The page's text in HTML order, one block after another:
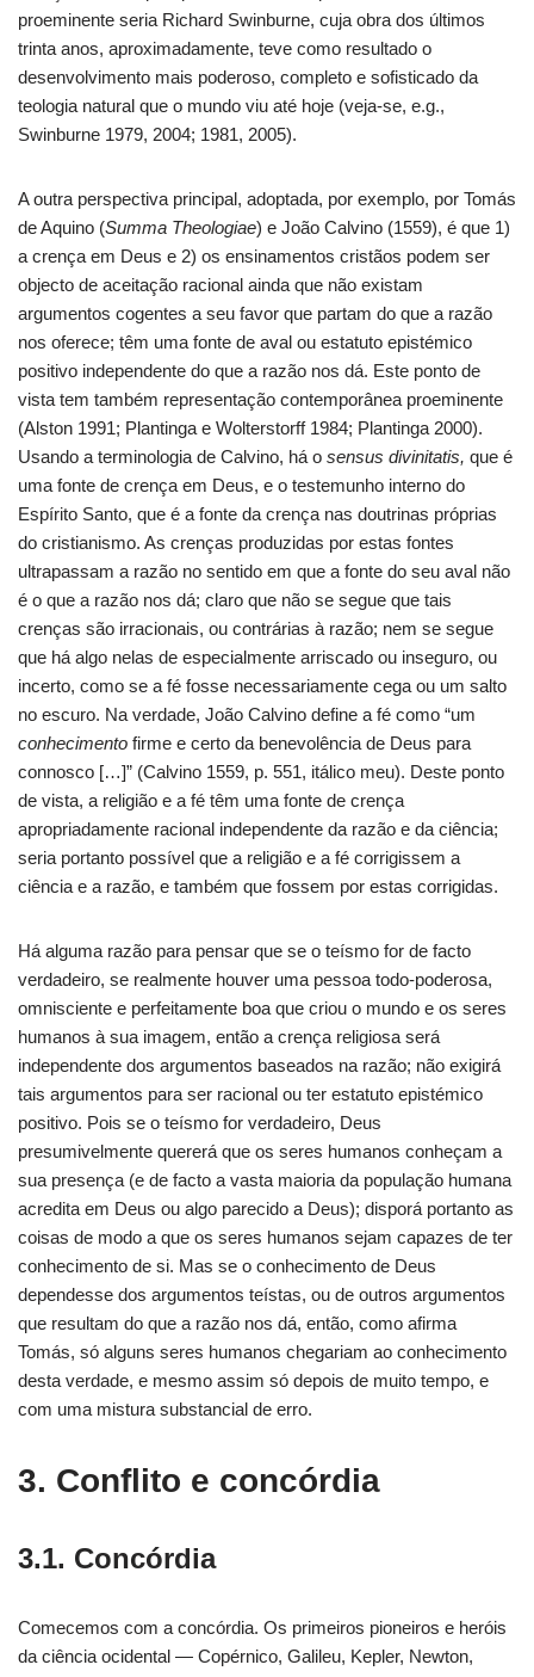
proeminente seria Richard Swinburne, cuja obra dos últimos
trinta anos, aproximadamente, teve como resultado o
desenvolvimento mais poderoso, completo e sofisticado da
teologia natural que o mundo viu até hoje (veja-se, e.g.,
Swinburne 1979, 2004; 1981, 2005).
A outra perspectiva principal, adoptada, por exemplo, por Tomás
de Aquino (Summa Theologiae) e João Calvino (1559), é que 1)
a crença em Deus e 2) os ensinamentos cristãos podem ser
objecto de aceitação racional ainda que não existam
argumentos cogentes a seu favor que partam do que a razão
nos oferece; têm uma fonte de aval ou estatuto epistémico
positivo independente do que a razão nos dá. Este ponto de
vista tem também representação contemporânea proeminente
(Alston 1991; Plantinga e Wolterstorff 1984; Plantinga 2000).
Usando a terminologia de Calvino, há o sensus divinitatis, que é
uma fonte de crença em Deus, e o testemunho interno do
Espírito Santo, que é a fonte da crença nas doutrinas próprias
do cristianismo. As crenças produzidas por estas fontes
ultrapassam a razão no sentido em que a fonte do seu aval não
é o que a razão nos dá; claro que não se segue que tais
crenças são irracionais, ou contrárias à razão; nem se segue
que há algo nelas de especialmente arriscado ou inseguro, ou
incerto, como se a fé fosse necessariamente cega ou um salto
no escuro. Na verdade, João Calvino define a fé como “um
conhecimento firme e certo da benevolência de Deus para
connosco […]” (Calvino 1559, p. 551, itálico meu). Deste ponto
de vista, a religião e a fé têm uma fonte de crença
apropriadamente racional independente da razão e da ciência;
seria portanto possível que a religião e a fé corrigissem a
ciência e a razão, e também que fossem por estas corrigidas.
Há alguma razão para pensar que se o teísmo for de facto
verdadeiro, se realmente houver uma pessoa todo-poderosa,
omnisciente e perfeitamente boa que criou o mundo e os seres
humanos à sua imagem, então a crença religiosa será
independente dos argumentos baseados na razão; não exigirá
tais argumentos para ser racional ou ter estatuto epistémico
positivo. Pois se o teísmo for verdadeiro, Deus
presumivelmente quererá que os seres humanos conheçam a
sua presença (e de facto a vasta maioria da população humana
acredita em Deus ou algo parecido a Deus); disporá portanto as
coisas de modo a que os seres humanos sejam capazes de ter
conhecimento de si. Mas se o conhecimento de Deus
dependesse dos argumentos teístas, ou de outros argumentos
que resultam do que a razão nos dá, então, como afirma
Tomás, só alguns seres humanos chegariam ao conhecimento
desta verdade, e mesmo assim só depois de muito tempo, e
com uma mistura substancial de erro.
3. Conflito e concórdia
3.1. Concórdia
Comecemos com a concórdia. Os primeiros pioneiros e heróis
da ciência ocidental — Copérnico, Galileu, Kepler, Newton,